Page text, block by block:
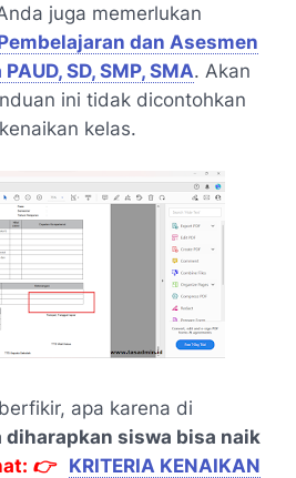
juga memerlukan
dan Asesmen
SD, SMP, SMA. Akan
ini tidak dicontohkan
kelas.
apa karena di
diharapkan siswa bisa naik
👉 KRITERIA KENAIKAN